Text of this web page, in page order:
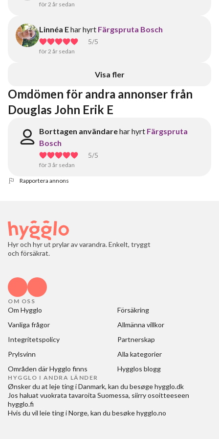
för 2 år sedan
Linnéa Ehar hyrt Färgspruta Bosch
5/5
för 2 år sedan
Visa fler
Omdömen för andra annonser från
Douglas John Erik E
Borttagen användarehar hyrt Färgspruta
Bosch
5/5
för 3 år sedan
Rapportera annons
Hyr och hyr ut prylar av varandra. Enkelt, tryggt
och försäkrat.
OM OSS
Om Hygglo
Försäkring
Vanliga frågor
Allmänna villkor
Integritetspolicy
Partnerskap
Prylsvinn
Alla kategorier
Områden där Hygglo finns
Hygglos blogg
HYGGLO I ANDRA LÄNDER
Ønsker du at leje ting i Danmark, kan du besøgehygglo.dk
Jos haluat vuokrata tavaroita Suomessa, siirry osoitteeseen
hygglo.fi
Hvis du vil leie ting i Norge, kan du besøkehygglo.no